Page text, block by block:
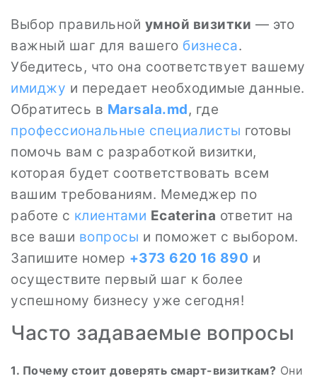
Выбор правильной умной визитки — это
важный шаг для вашего бизнеса.
Убедитесь, что она соответствует вашему
имиджу и передает необходимые данные.
Обратитесь в Marsala.md, где
профессиональные специалисты готовы
помочь вам с разработкой визитки,
которая будет соответствовать всем
вашим требованиям. Мемеджер по
работе с клиентами Ecaterina ответит на
все ваши вопросы и поможет с выбором.
Запишите номер +373 620 16 890 и
осуществите первый шаг к более
успешному бизнесу уже сегодня!
Часто задаваемые вопросы
1. Почему стоит доверять смарт-визиткам? Они